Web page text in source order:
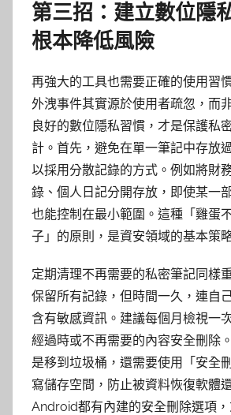
第三招：建立數位隱
根本降低風險
再強大的工具也需要正確的使用習
外洩事件其實源於使用者疏忽，而
良好的數位隱私習慣，才是保護私
計。首先，避免在單一筆記中存放
以採用分散記錄的方式。例如將財
錄、個人日記分開存放，即使某一
也能控制在最小範圍。這種「雞蛋
子」的原則，是資安領域的基本策
定期清理不再需要的私密筆記同樣
保留所有記錄，但時間一久，連自
含有敏感資訊。建議每個月檢視一
經過時或不再需要的內容安全刪除
是移到垃圾桶，還需要使用「安全
寫儲存空間，防止被資料恢復軟體
Android都有內建的安全刪除選項